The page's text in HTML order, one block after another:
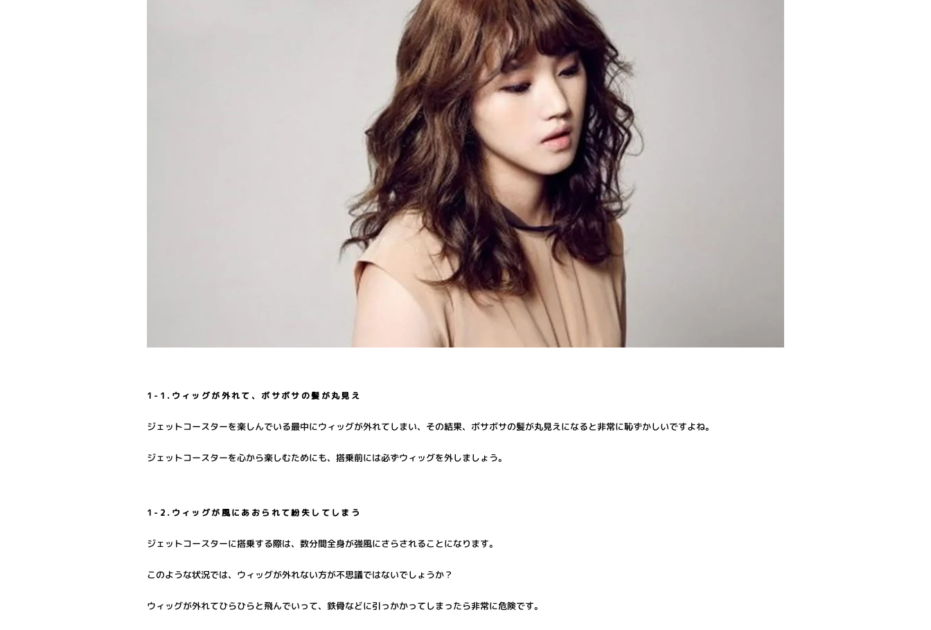
1-1.ウィッグが外れて、ボサボサの髪が丸見え
ジェットコースターを楽しんでいる最中にウィッグが外れてしまい、その結果、ボサボサの髪が丸見えになると非常に恥ずかしいですよね。
ジェットコースターを心から楽しむためにも、搭乗前には必ずウィッグを外しましょう。
1-2.ウィッグが風にあおられて紛失してしまう
ジェットコースターに搭乗する際は、数分間全身が強風にさらされることになります。
このような状況では、ウィッグが外れない方が不思議ではないでしょうか？
ウィッグが外れてひらひらと飛んでいって、鉄骨などに引っかかってしまったら非常に危険です。